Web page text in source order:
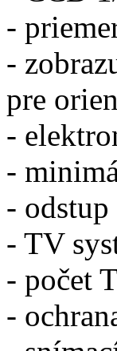
-
-
pre
-
-
-
- TV
- počet
-